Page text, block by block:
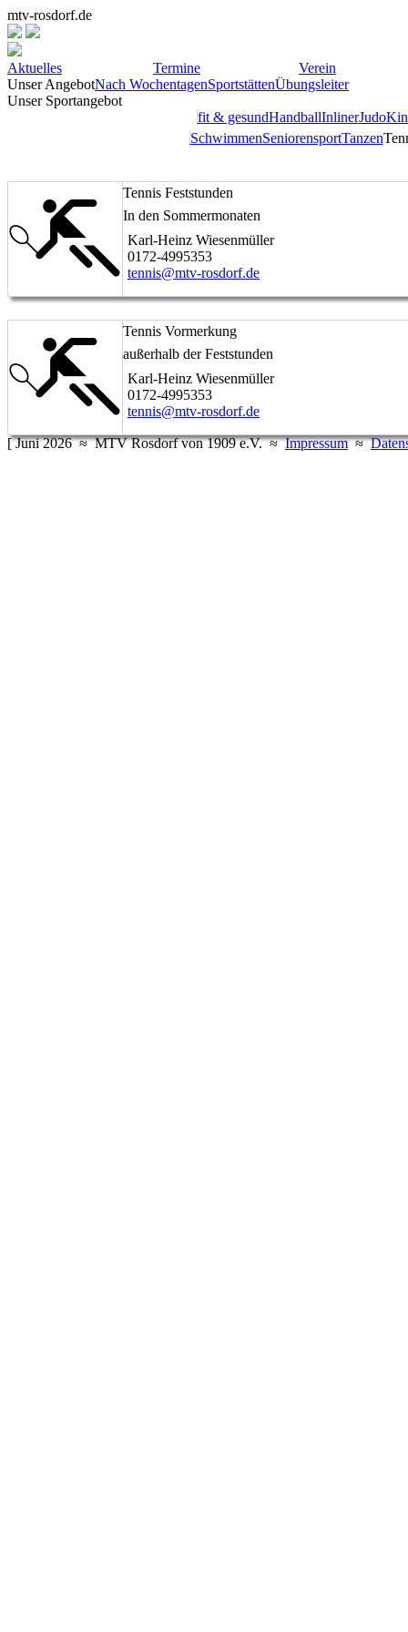
mtv-rosdorf.de
Aktuelles Termine
Verein
Unser AngebotNach WochentagenSportstättenÜbungsleiter
Unser Sportangebot
fit & gesundHandballInlinerJudo
SchwimmenSeniorensportTanzen
Tennis Feststunden
In den Sommermonaten
Karl-Heinz Wiesenmüller
0172-4995353
tennis@mtv-rosdorf.de
Tennis Vormerkung
außerhalb der Feststunden
Karl-Heinz Wiesenmüller
0172-4995353
tennis@mtv-rosdorf.de
[ Juni 2026 ≈ MTV Rosdorf von 1909 e.V. ≈Impressum≈